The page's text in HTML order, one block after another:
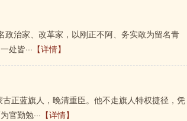
治家、改革家，以刚正不阿、务实敢为留名青
处皆··· 【详情】
正蓝旗人，晚清重臣。他不走旗人特权捷径，凭
勤勉··· 【详情】